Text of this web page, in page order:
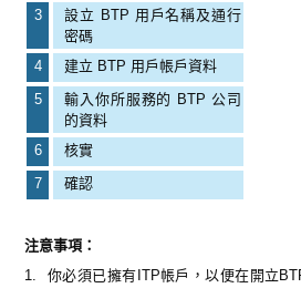
3
設立 BTP 用戶名稱及通行
密碼
4
建立 BTP 用戶帳戶資料
5
輸入你所服務的 BTP 公司
的資料
6
核實
7
確認
注意事項：
1.
你必須已擁有ITP帳戶，以便在開立